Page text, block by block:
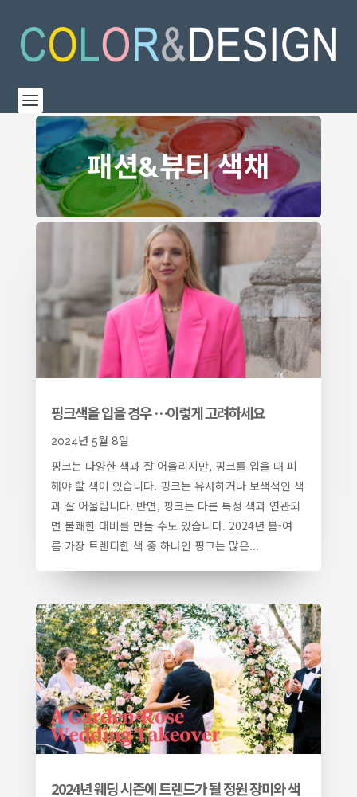
패션&뷰티 색채
핑크색을 입을 경우 …이렇게 고려하세요
2024년 5월 8일
핑크는 다양한 색과 잘 어울리지만, 핑크를 입을 때 피
해야 할 색이 있습니다. 핑크는 유사하거나 보색적인 색
과 잘 어울립니다. 반면, 핑크는 다른 특정 색과 연관되
면 불쾌한 대비를 만들 수도 있습니다. 2024년 봄-여
름 가장 트렌디한 색 중 하나인 핑크는 많은...
2024년 웨딩 시즌에 트렌드가 될 정원 장미와 색